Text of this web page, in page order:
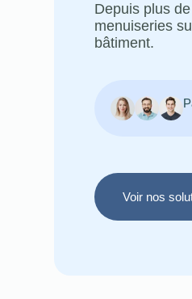
Depuis plus
menuiseries
bâtiment.
Voir nos